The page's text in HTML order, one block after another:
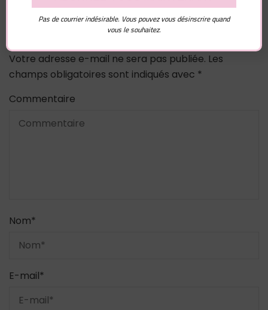
Laisser un commentaire
Votre adresse e-mail ne sera pas publiée. Les
champs obligatoires sont indiqués avec *
Commentaire
Nom*
E-mail*
Pas de courrier indésirable. Vous pouvez vous désinscrire quand
vous le souhaitez.